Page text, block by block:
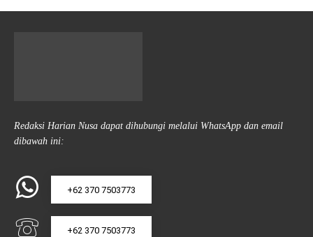
Redaksi Harian Nusa dapat dihubungi melalui WhatsApp dan email
dibawah ini:
+62 370 7503773
+62 370 7503773